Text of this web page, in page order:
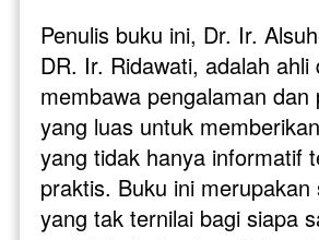
Penulis buku ini, Dr. Ir.
DR. Ir. Ridawati, adalah ahli
membawa pengalaman dan
yang luas untuk
yang tidak hanya informatif
praktis. Buku ini
yang tak ternilai bagi siapa